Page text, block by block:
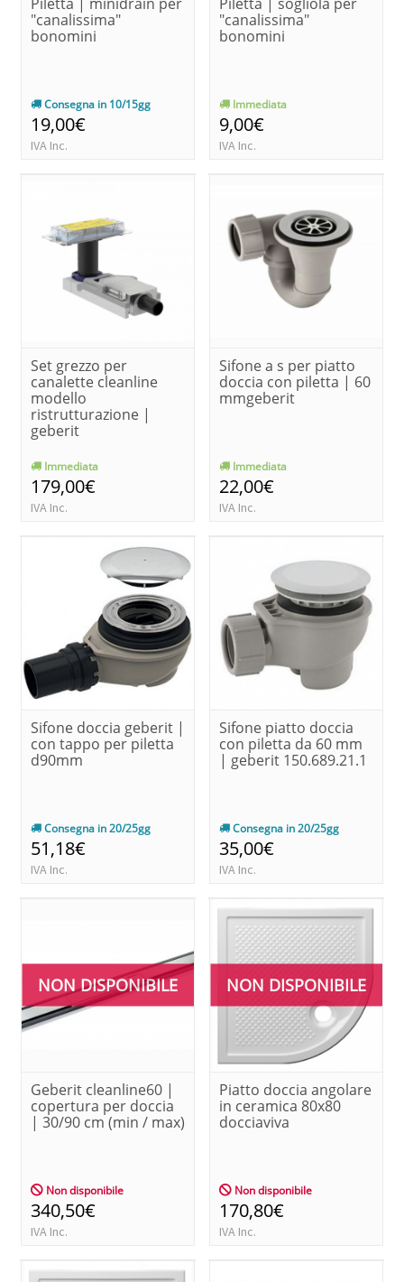
"canalissima"
bonomini
Consegna in 10/15gg
19,00€
IVA Inc.
"canalissima"
bonomini
Immediata
9,00€
IVA Inc.
Set grezzo per
canalette cleanline
modello
ristrutturazione |
geberit
Immediata
179,00€
IVA Inc.
Sifone a s per piatto
doccia con piletta | 60
mmgeberit
Immediata
22,00€
IVA Inc.
Sifone doccia geberit |
con tappo per piletta
d90mm
Consegna in 20/25gg
51,18€
IVA Inc.
Sifone piatto doccia
con piletta da 60 mm
| geberit 150.689.21.1
Consegna in 20/25gg
35,00€
IVA Inc.
NON DISPONIBILE
Geberit cleanline60 |
copertura per doccia
| 30/90 cm (min / max)
Non disponibile
340,50€
IVA Inc.
NON DISPONIBILE
Piatto doccia angolare
in ceramica 80x80
docciaviva
Non disponibile
170,80€
IVA Inc.